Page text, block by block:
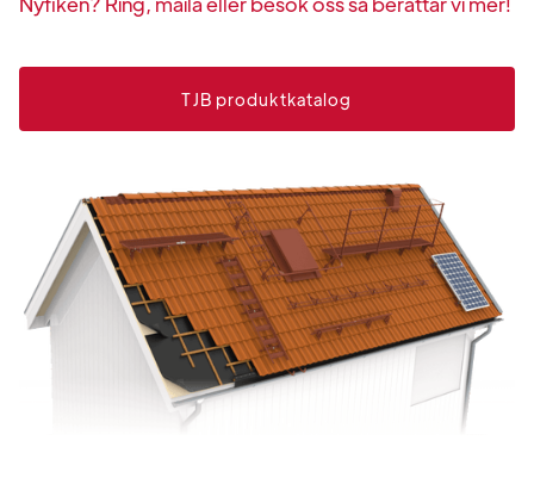
TJB produktkatalog